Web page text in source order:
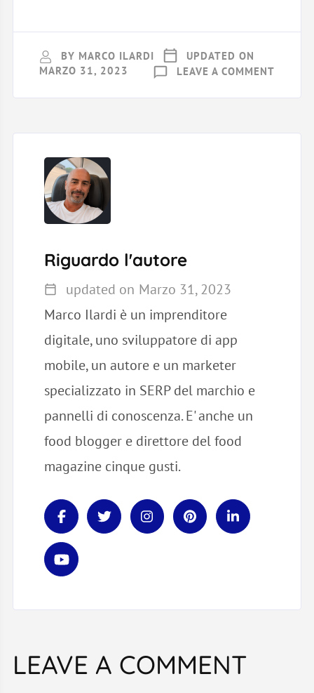
BY MARCO ILARDI
LEAVE A COMMENT
UPDATED ON
MARZO 31, 2023
Riguardo l'autore
updated on Marzo 31, 2023
Marco Ilardi è un imprenditore
digitale, uno sviluppatore di app
mobile, un autore e un marketer
specializzato in SERP del marchio e
pannelli di conoscenza. E' anche un
food blogger e direttore del food
magazine cinque gusti.
LEAVE A COMMENT